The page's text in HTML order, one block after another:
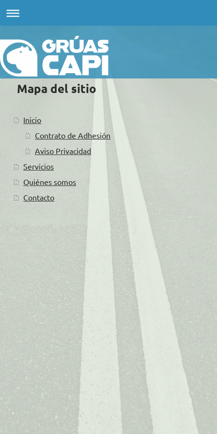
Mapa del sitio
Inicio
Contrato de Adhesión
Aviso Privacidad
Servicios
Quiénes somos
Contacto